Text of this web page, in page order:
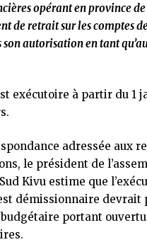
opérant en province de
de retrait sur les comptes
son autorisation en tant
exécutoire à partir du 1
adressée aux
le président de
Kivu estime que
démissionnaire devrait
portant